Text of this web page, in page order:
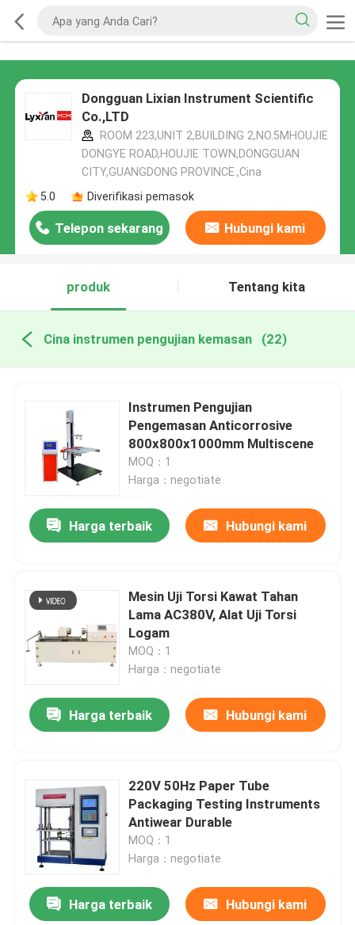
Dongguan Lixian Instrument Scientific
Co.,LTD
ROOM 223,UNIT 2,BUILDING 2,NO.5MHOUJIE
DONGYE ROAD,HOUJIE TOWN,DONGGUAN
CITY,GUANGDONG PROVINCE.,Cina
5.0
Diverifikasi pemasok
Telepon sekarang Hubungi kami
produk Tentang kita
Cina instrumen pengujian kemasan (22)
Instrumen Pengujian
Pengemasan Anticorrosive
800x800x1000mm Multiscene
MOQ：1
Harga：negotiate
Harga terbaik Hubungi kami
Mesin Uji Torsi Kawat Tahan
Lama AC380V, Alat Uji Torsi
Logam
MOQ：1
Harga：negotiate
Harga terbaik Hubungi kami
220V 50Hz Paper Tube
Packaging Testing Instruments
Antiwear Durable
MOQ：1
Harga：negotiate
Harga terbaik Hubungi kami